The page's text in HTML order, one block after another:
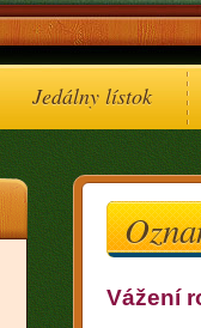
Jedálny lístok
Vážení